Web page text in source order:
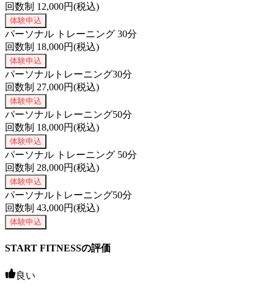
回数制 12,000円(税込)
体験申込
パーソナル トレーニング 30分
回数制 18,000円(税込)
体験申込
パーソナルトレーニング30分
回数制 27,000円(税込)
体験申込
パーソナルトレーニング50分
回数制 18,000円(税込)
体験申込
パーソナル トレーニング 50分
回数制 28,000円(税込)
体験申込
パーソナルトレーニング50分
回数制 43,000円(税込)
体験申込
START FITNESSの評価
良い